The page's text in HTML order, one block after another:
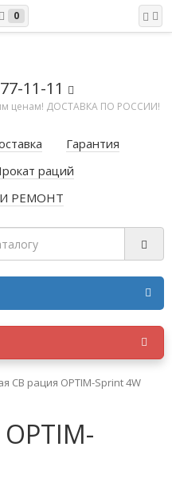
0
11-11
ценам! ДОСТАВКА ПО РОССИИ!
Гарантия
раций
РЕМОНТ
CB рация OPTIM-Sprint 4W